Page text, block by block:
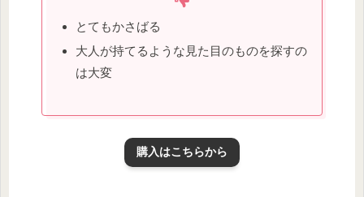
とてもかさばる
大人が持てるような見た目のものを探すの
は大変
購入はこちらから